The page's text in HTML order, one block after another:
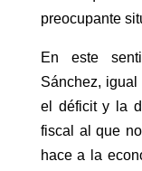
preocupante
En este
Sánchez,
el déficit y la
fiscal al que
hace a la